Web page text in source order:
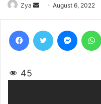
Zya
Send
an
email
August 6, 2022
45